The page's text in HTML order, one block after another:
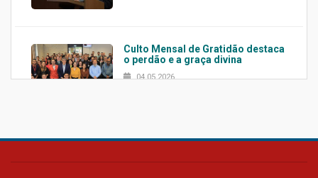
Culto Mensal de Gratidão destaca
o perdão e a graça divina
04.05.2026
Confira como foi o culto mensal